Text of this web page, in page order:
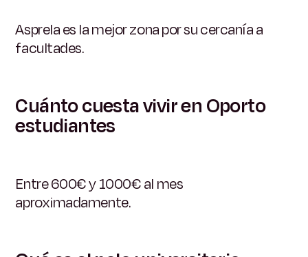
Asprela es la mejor zona por su cercanía a
facultades.
Cuánto cuesta vivir en Oporto
estudiantes
Entre 600€ y 1000€ al mes
aproximadamente.